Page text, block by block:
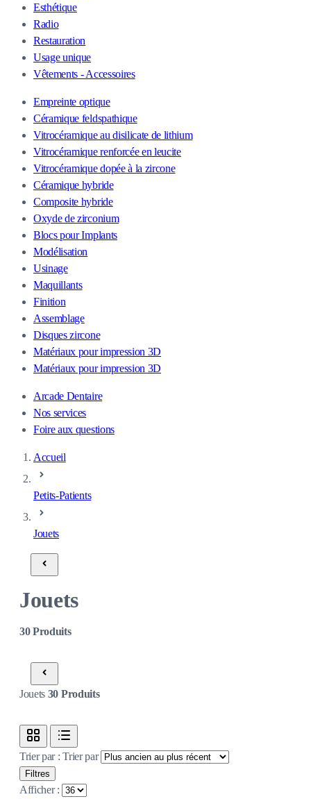
Esthétique
Radio
Restauration
Usage unique
Vêtements - Accessoires
Empreinte optique
Céramique feldspathique
Vitrocéramique au disilicate de lithium
Vitrocéramique renforcée en leucite
Vitrocéramique dopée à la zircone
Céramique hybride
Composite hybride
Oxyde de zirconium
Blocs pour Implants
Modélisation
Usinage
Maquillants
Finition
Assemblage
Disques zircone
Matériaux pour impression 3D
Matériaux pour impression 3D
Arcade Dentaire
Nos services
Foire aux questions
Accueil
Petits-Patients
Jouets
Jouets
30Produits
Jouets 30 Produits
Trier par :Trier par
Filtres
Afficher :